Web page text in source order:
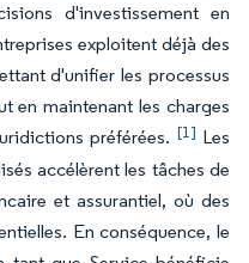
d'investissement en
exploitent déjà des
d'unifier les processus
en maintenant les charges
préférées. [1] Les
accélèrent les tâches de
et assurantiel, où des
En conséquence, le